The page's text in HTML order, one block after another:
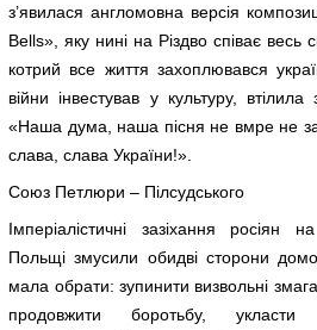
з’явилася англомовна версія
Bells», яку нині на Різдво співає весь
котрий все життя захоплювався
війни інвестував у культуру,
«Наша дума, наша пісня не вмре не
слава, слава України!».
Союз Петлюри – Пілсудського
Імперіалістичні зазіхання росіян
Польщі змусили обидві сторони
мала обрати: зупинити визвольні
продовжити боротьбу, укласти